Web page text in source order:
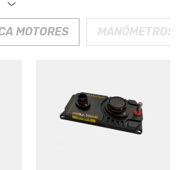
MOTORES MANÓMETROS